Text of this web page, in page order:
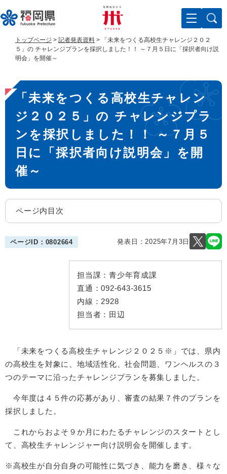
ー
ジ
。
ニ
ュ
て
本
トップページ > 記者発表資料 >
「未来をつくる高校生チャレンジ２０２
５」の チャレンジプランを採択しました！！ ～７月５日に「採択者向け説
明会」を開催～
本
文
「未来をつくる高校生チャレン
ジ２０２５」の チャレンジプラ
ンを採択しました！！ ～７月５
日に「採択者向け説明会」を開
催～
ページ内目次
ページID：0802664 発表日：2025年7月3日
担当課： 青少年育成課
直通：092-643-3615
内線： 2928
担当者： 田辺
「未来をつくる高校生チャレンジ２０２５※」では、県内
の高校生を対象に、地域活性化、社会問題、ワンヘルスの３
つのテーマに沿ったチャレンジプランを募集しました。
今年度は４５件の応募があり、審査の結果７件のプランを
採択しました。
これからおよそ９か月にわたるチャレンジのスタートとし
て、高校生チャレンジャー向け説明会を開催します。
※高校生が自分自身の可能性に気づき、能力を磨き、様々な